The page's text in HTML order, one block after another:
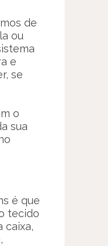
de
ou
e
se
o
sua
é que
tecido
caixa,